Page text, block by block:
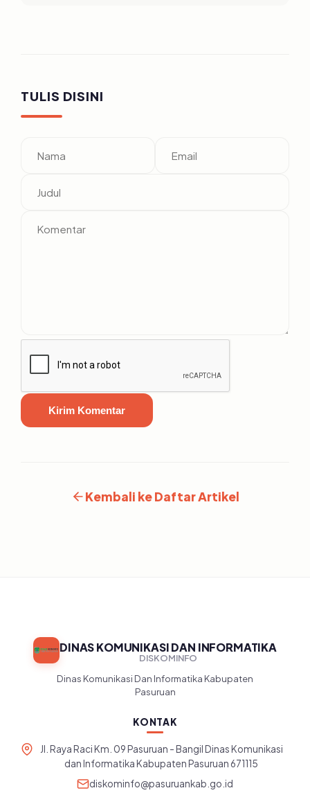
TULIS DISINI
Kirim Komentar
Kembali ke Daftar Artikel
DINAS KOMUNIKASI DAN INFORMATIKA
DISKOMINFO
Dinas Komunikasi Dan Informatika Kabupaten
Pasuruan
KONTAK
Jl. Raya Raci Km. 09 Pasuruan - Bangil Dinas Komunikasi
dan Informatika Kabupaten Pasuruan 671115
diskominfo@pasuruankab.go.id